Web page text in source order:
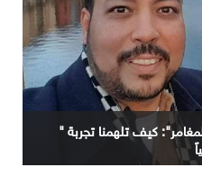
كيف تلهمنا تجربة "